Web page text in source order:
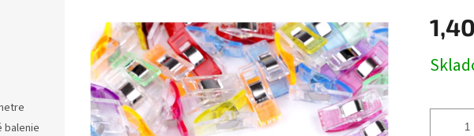
balenie
produktu
0,0
hviezdičiek.
cena: